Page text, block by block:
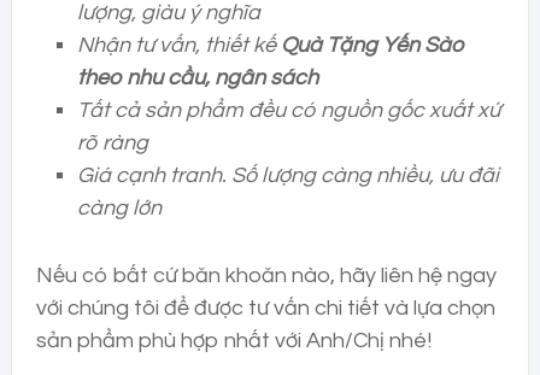
lượng, giàu ý nghĩa
Nhận tư vấn, thiết kế Quà Tặng Yến Sào
theo nhu cầu, ngân sách
Tất cả sản phẩm đều có nguồn gốc xuất xứ
rõ ràng
Giá cạnh tranh. Số lượng càng nhiều, ưu đãi
càng lớn
Nếu có bất cứ băn khoăn nào, hãy liên hệ ngay
với chúng tôi để được tư vấn chi tiết và lựa chọn
sản phẩm phù hợp nhất với Anh/Chị nhé!